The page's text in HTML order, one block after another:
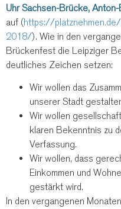
Uhr Sachsen-Brücke,
auf (https://
2018/). Wie in den
Brückenfest die Leipziger
deutliches Zeichen setzen:
Wir wollen das
unserer Stadt
Wir wollen
klaren Bekenntnis zu
Verfassung.
Wir wollen, dass
Einkommen und
gestärkt wird.
In den vergangenen